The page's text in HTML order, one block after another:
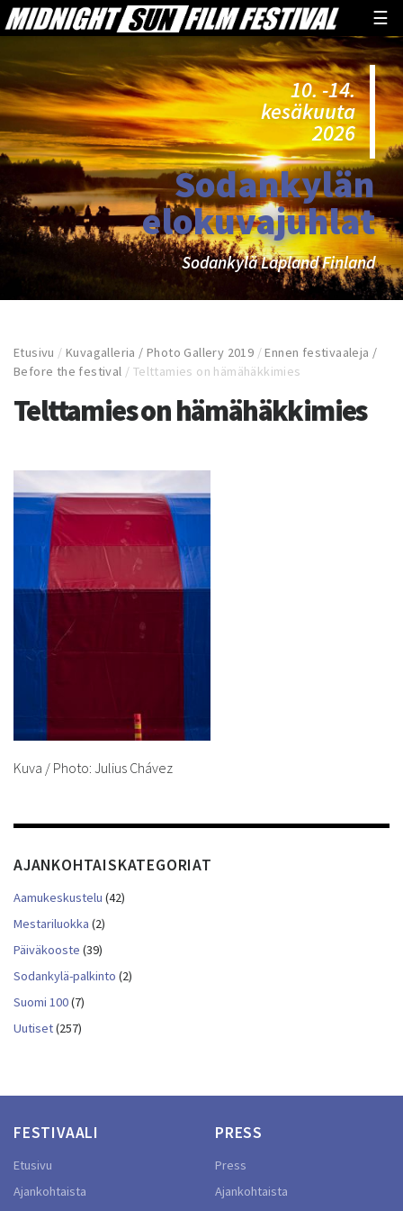
☰
10. -14.
kesäkuuta
2026
Sodankylän
elokuvajuhlat
Sodankylä Lapland Finland
Etusivu /Kuvagalleria / Photo Gallery 2019 /Ennen festivaaleja /
Before the festival / Telttamies on hämähäkkimies
Telttamies on hämähäkkimies
Kuva / Photo: Julius Chávez
AJANKOHTAISKATEGORIAT
Aamukeskustelu (42)
Mestariluokka (2)
Päiväkooste (39)
Sodankylä-palkinto (2)
Suomi 100(7)
Uutiset(257)
FESTIVAALI
Etusivu
Ajankohtaista
PRESS
Press
Ajankohtaista